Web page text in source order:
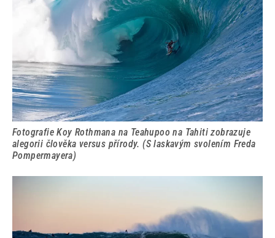
Fotografie Koy Rothmana na Teahupoo na Tahiti zobrazuje
alegorii člověka versus přírody. (S laskavým svolením Freda
Pompermayera)